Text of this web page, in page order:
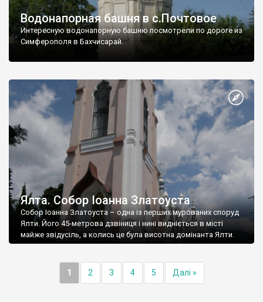
Водонапорная башня в с.Почтовое
Интересную водонапорную башню посмотрели по дороге из
Симферополя в Бахчисарай.
Ялта. Собор Іоанна Златоуста
Собор Іоанна Златоуста – одна із перших мурованих споруд
Ялти. Його 45-метрова дзвіниця і нині видніється в місті
майже звідусіль, а колись це була висотна домінанта Ялти.
1 2 3 4 5 Далі »